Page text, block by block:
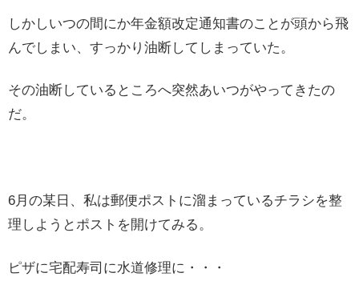
しかしいつの間にか年金額改定通知書のことが頭から飛
んでしまい、すっかり油断してしまっていた。
その油断しているところへ突然あいつがやってきたの
だ。
6月の某日、私は郵便ポストに溜まっているチラシを整
理しようとポストを開けてみる。
ピザに宅配寿司に水道修理に・・・